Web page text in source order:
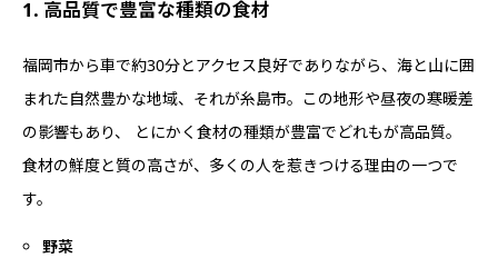
1. 高品質で豊富な種類の食材
福岡市から車で約30分とアクセス良好でありながら、海と山に囲
まれた自然豊かな地域、それが糸島市。この地形や昼夜の寒暖差
の影響もあり、 とにかく食材の種類が豊富でどれもが高品質。
食材の鮮度と質の高さが、多くの人を惹きつける理由の一つで
す。
野菜